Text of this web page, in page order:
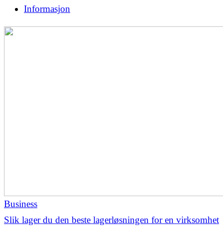
Informasjon
Business
Slik lager du den beste lagerløsningen for en virksomhet